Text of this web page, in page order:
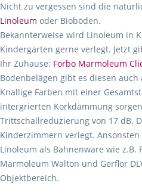
Nicht zu vergessen sind die
Linoleum oder Bioböden.
Bekannterweise wird Linoleum in
Kindergärten gerne verlegt. Jetzt
Ihr Zuhause: Forbo Marmoleum
Bodenbelägen gibt es diesen auch
Knallige Farben mit einer
intergrierten Korkdämmung
Trittschallreduzierung von 17 dB.
Kinderzimmern verlegt.
Linoleum als Bahnenware wie z.B.
Marmoleum Walton und Gerflor
Objektbereich.